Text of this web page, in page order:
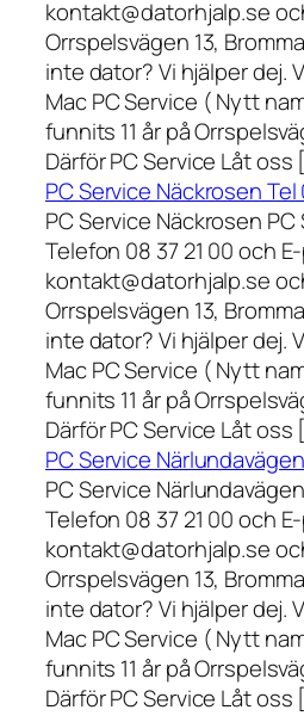
kontakt@datorhjalp.se
Orrspelsvägen 13,
inte dator? Vi hjälper dej.
Mac PC Service ( Nytt
funnits 11 år på
Därför PC Service Låt oss
PC Service Näckrosen Tel
PC Service Näckrosen PC
Telefon 08 37 21 00 och
kontakt@datorhjalp.se
Orrspelsvägen 13,
inte dator? Vi hjälper dej.
Mac PC Service ( Nytt
funnits 11 år på
Därför PC Service Låt oss
PC Service
PC Service
Telefon 08 37 21 00 och
kontakt@datorhjalp.se
Orrspelsvägen 13,
inte dator? Vi hjälper dej.
Mac PC Service ( Nytt
funnits 11 år på
Därför PC Service Låt oss